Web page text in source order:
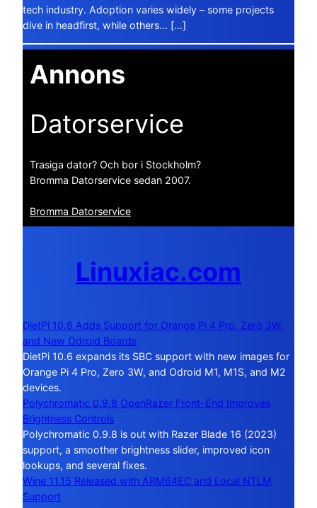
tech industry. Adoption varies widely – some projects
dive in headfirst, while others… […]
Annons
Datorservice
Trasiga dator? Och bor i Stockholm?
Bromma Datorservice sedan 2007.
Bromma Datorservice
Linuxiac.com
DietPi 10.6 Adds Support for Orange Pi 4 Pro, Zero 3W,
and New Odroid Boards
DietPi 10.6 expands its SBC support with new images for
Orange Pi 4 Pro, Zero 3W, and Odroid M1, M1S, and M2
devices.
Polychromatic 0.9.8 OpenRazer Front-End Improves
Brightness Controls
Polychromatic 0.9.8 is out with Razer Blade 16 (2023)
support, a smoother brightness slider, improved icon
lookups, and several fixes.
Wine 11.15 Released with ARM64EC and Local NTLM
Support